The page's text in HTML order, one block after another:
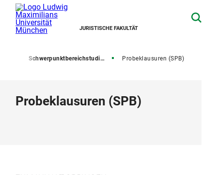
JURISTISCHE FAKULTÄT
Schwerpunktbereichstudium Probeklausuren (SPB)
Probeklausuren (SPB)